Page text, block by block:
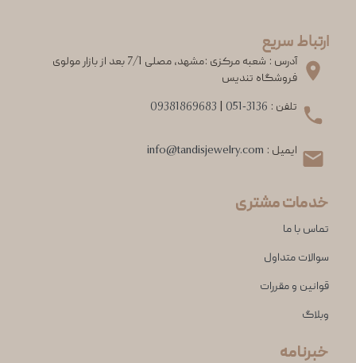
ارتباط سریع
آدرس : شعبه مرکزی :مشهد، مصلی 7/1 بعد از بازار مولوی
فروشگاه تندیس
تلفن : 051-3136
09381869683
ایمیل : info@tandisjewelry.com
خدمات مشتری
تماس با ما
سوالات متداول
قوانین و مقررات
وبلاگ
خبرنامه